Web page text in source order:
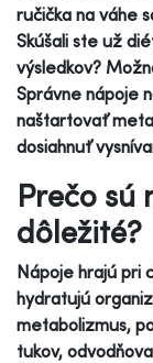
ručička na váhe
Skúšali ste už
výsledkov?
Správne nápoje
naštartovať
dosiahnuť
Prečo
dôležité?
Nápoje hrajú pri
hydratujú
metabolizmus,
tukov,